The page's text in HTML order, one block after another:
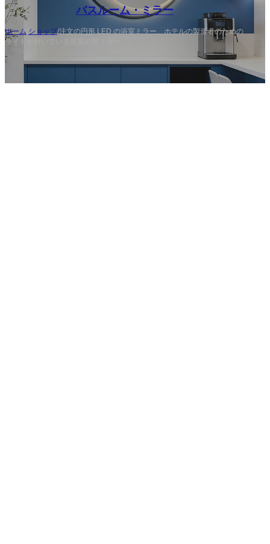
バスルーム・ミラー
ホーム ショップ/注文の円形 LED の浴室ミラー、ホテルの製造者のための
ライトが付いている浴室の壁ミラー